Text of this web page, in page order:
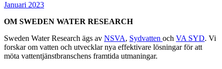
Januari 2023
OM SWEDEN WATER RESEARCH
Sweden Water Research ägs av NSVA, Sydvatten och VA SYD. Vi
forskar om vatten och utvecklar nya effektivare lösningar för att
möta vattentjänstbranschens framtida utmaningar.